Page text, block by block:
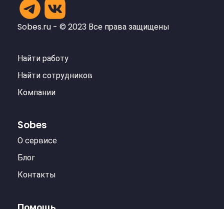
Sobes.ru - © 2023 Все права защищены
Найти работу
Найти сотрудников
Компании
Sobes
О сервисе
Блог
Контакты